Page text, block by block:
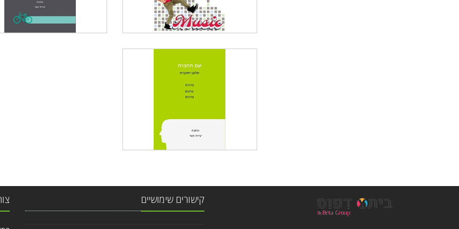
קישורים שימושיים